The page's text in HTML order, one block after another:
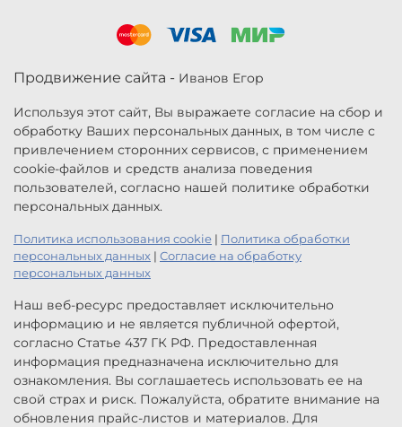
Продвижение сайта - Иванов Егор
Используя этот сайт, Вы выражаете согласие на сбор и
обработку Ваших персональных данных, в том числе с
привлечением сторонних сервисов, с применением
cookie-файлов и средств анализа поведения
пользователей, согласно нашей политике обработки
персональных данных.
Политика использования cookie | Политика обработки
персональных данных | Согласие на обработку
персональных данных
Наш веб-ресурс предоставляет исключительно
информацию и не является публичной офертой,
согласно Статье 437 ГК РФ. Предоставленная
информация предназначена исключительно для
ознакомления. Вы соглашаетесь использовать ее на
свой страх и риск. Пожалуйста, обратите внимание на
обновления прайс-листов и материалов. Для